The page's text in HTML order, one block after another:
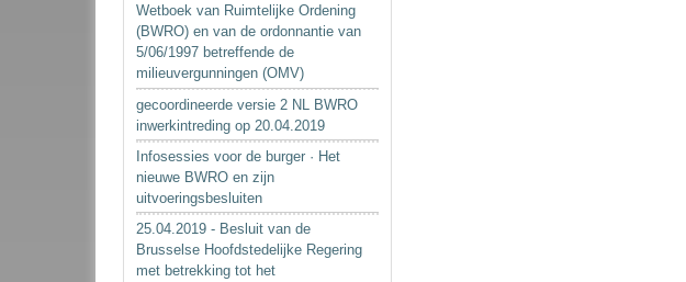
Wetboek van Ruimtelijke Ordening
(BWRO) en van de ordonnantie van
5/06/1997 betreffende de
milieuvergunningen (OMV)
gecoordineerde versie 2 NL BWRO
inwerkintreding op 20.04.2019
Infosessies voor de burger · Het
nieuwe BWRO en zijn
uitvoeringsbesluiten
25.04.2019 - Besluit van de
Brusselse Hoofdstedelijke Regering
met betrekking tot het